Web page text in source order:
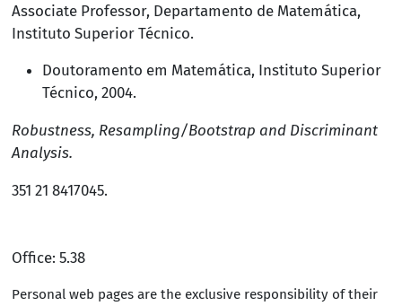
Associate Professor, Departamento de Matemática,
Instituto Superior Técnico.
Doutoramento em Matemática, Instituto Superior
Técnico, 2004.
Robustness, Resampling/Bootstrap and Discriminant
Analysis.
351 21 8417045.
Office: 5.38
Personal web pages are the exclusive responsibility of their